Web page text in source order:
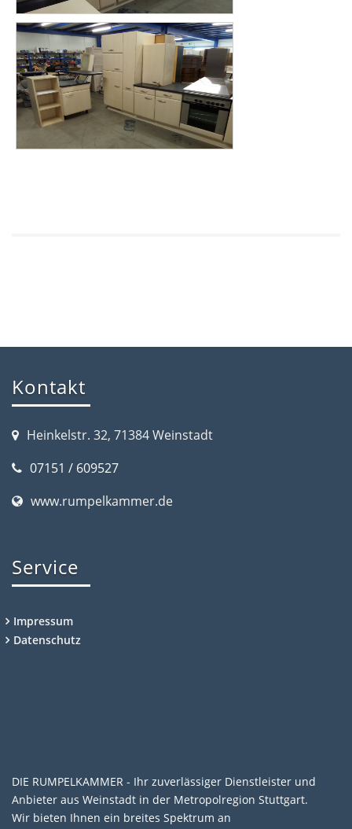
Kontakt
Heinkelstr. 32, 71384 Weinstadt
07151 / 609527
www.rumpelkammer.de
Service
Impressum
Datenschutz
DIE RUMPELKAMMER - Ihr zuverlässiger Dienstleister und
Anbieter aus Weinstadt in der Metropolregion Stuttgart.
Wir bieten Ihnen ein breites Spektrum an